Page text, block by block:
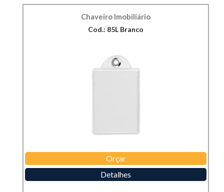
Chaveiro Imobiliário
Cod.: 85L Branco
Orçar
Detalhes